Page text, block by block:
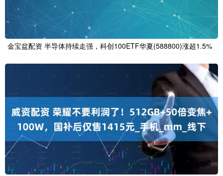
金宝盆配资 半导体持续走强，科创100ETF华夏(588800)涨超1.5%